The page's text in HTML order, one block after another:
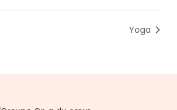
Yoga